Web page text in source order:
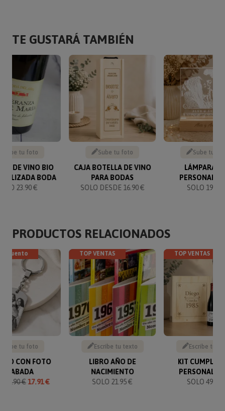
TE GUSTARÁ TAMBIÉN
Sube tu foto
DE VINO BIO
BODA
23.90 €
Sube tu foto
CAJA BOTELLA DE VINO
PARA BODAS
SOLO DESDE 16.90 €
Sube tu
LÁMPARA
SOLO 19.95
PRODUCTOS RELACIONADOS
Sube tu foto
CON FOTO
GRABADA
19.90 €17.91 €
TOP VENTAS
Escribe tu texto
LIBRO AÑO DE
NACIMIENTO
SOLO 21.95 €
TOP VENTAS
Escribe tu
KIT
SOLO 49.90